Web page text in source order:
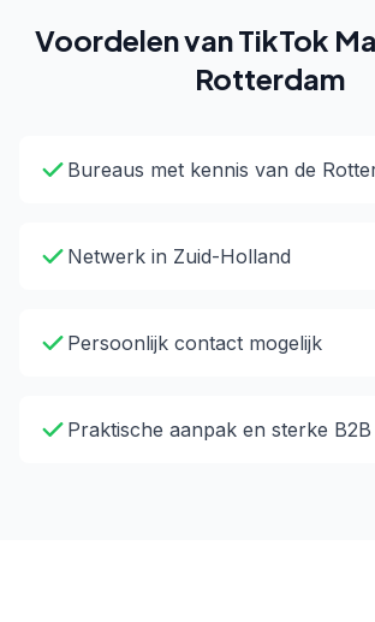
Voordelen van TikTok
Rotterdam
Bureaus met kennis van de
Netwerk in Zuid-Holland
Persoonlijk contact mogelijk
Praktische aanpak en sterke